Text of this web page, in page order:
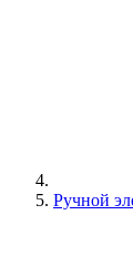
Ручной